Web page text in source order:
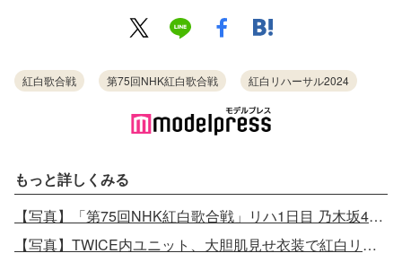
紅白歌合戦 第75回NHK紅白歌合戦 紅白リハーサル2024
もっと詳しくみる
【写真】「第75回NHK紅白歌合戦」リハ1日目 乃木坂46・ME:I・あいみょん・櫻坂46ら豪華集結
【写真】TWICE内ユニット、大胆肌見せ衣装で紅白リハ登場